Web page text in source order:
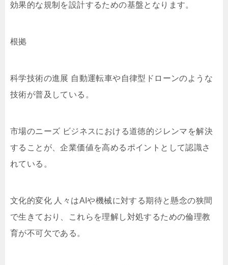
効果的な規制を設計するための基盤となります。
根拠
科学技術の進展 自動運転車や自律型ドローンのような
技術が普及している。
市場のニーズ ビジネスにおける道徳的ジレンマを解決
することが、企業価値を高めるポイントとして認識さ
れている。
文化的変化 人々はAIや機械に対する期待と懸念の狭間
で生きており、これらを理解し対処するための倫理教
育が不可欠である。